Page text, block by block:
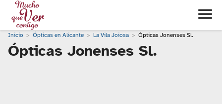
Inicio Ópticas en Alicante La Vila Joiosa Ópticas Jonenses Sl.
Ópticas Jonenses Sl.